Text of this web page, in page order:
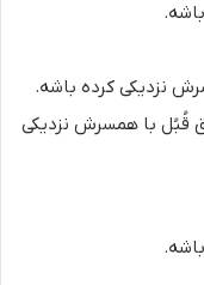
نزدیکی کرده باشه.
قُبُل با همسرش نزدیکی